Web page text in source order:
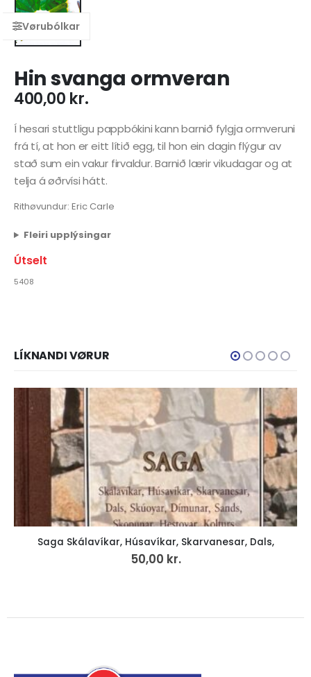
Hin svanga ormveran
400,00 kr.
Í hesari stuttligu pappbókini kann barnið fylgja ormveruni
frá tí, at hon er eitt lítið egg, til hon ein dagin flýgur av
stað sum ein vakur firvaldur. Barnið lærir vikudagar og at
telja á øðrvísi hátt.
Rithøvundur: Eric Carle
Fleiri upplýsingar
Útselt
5408
LÍKNANDI VØRUR
Saga Skálavíkar, Húsavíkar, Skarvanesar, Dals,
50,00 kr.